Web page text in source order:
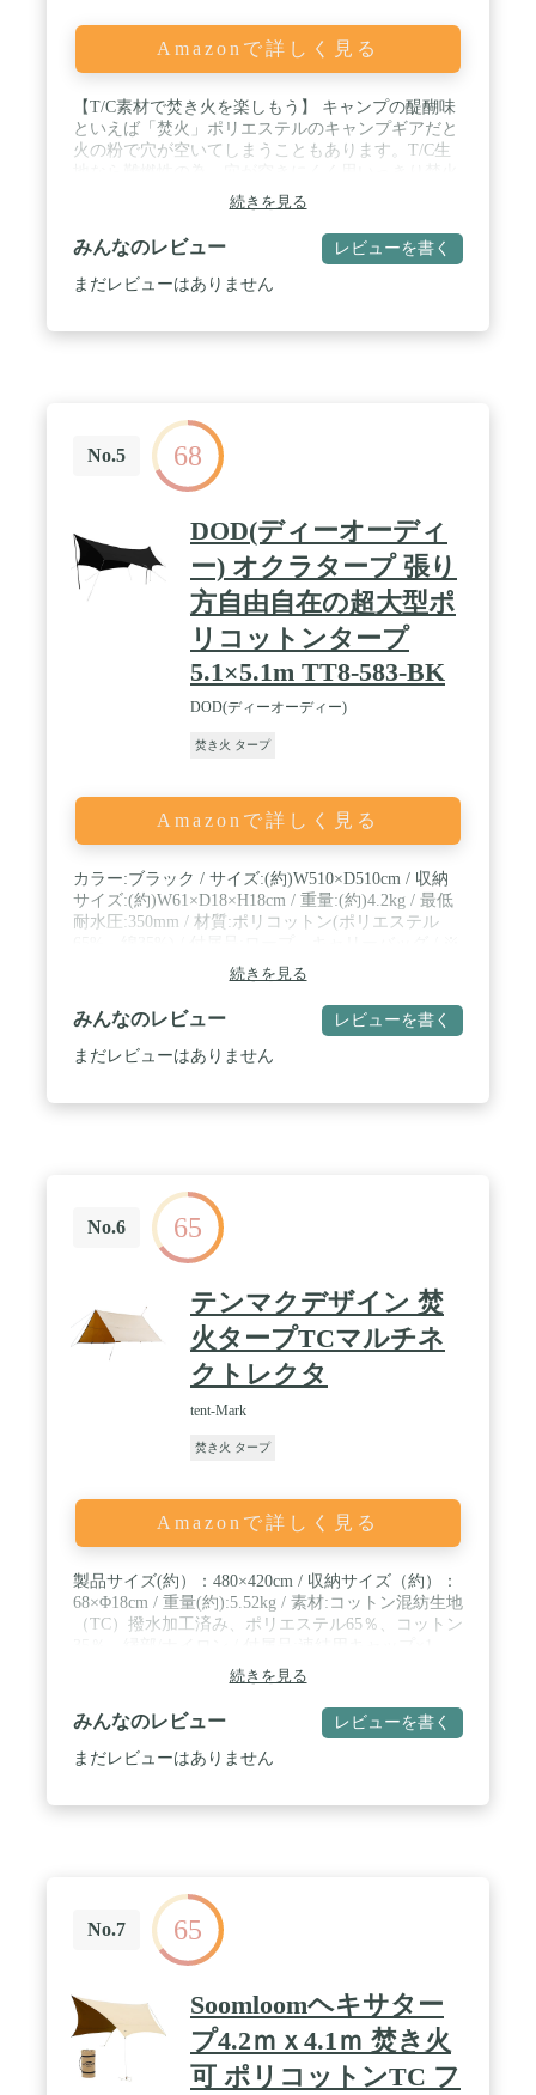
Amazonで詳しく見る
【T/C素材で焚き火を楽しもう】 キャンプの醍醐味
といえば「焚火」ポリエステルのキャンプギアだと
火の粉で穴が空いてしまうこともあります。T/C生
を楽しむことができます。※製品は防炎ではありま
せん。タープ内での焚火はご遠慮ください。 / 【遮
光性、難燃性、耐久性に優れたT/Cタイプ】 T/C生
地のワンランク上のレクタタープ 人気のレクタター
プにT/Cタイプが登場です。T/C生地はポリエステル
・ペグ×8 ・ロープ×8 ・専用収納バッグ×1 ・取扱説
明書(日本語) / ※商品は、モニターによって色合い
が異なって見える場合があります。 ※仕様・デザイ
ンは改良のため予告なく変更することがあります。
続きを見る
みんなのレビュー レビューを書く
まだレビューはありません
No.5 68
DOD(ディーオーディ
ー) オクラタープ 張り
方自由自在の超大型ポ
リコットンタープ
5.1×5.1m TT8-583-BK
DOD(ディーオーディー)
焚き火 タープ
Amazonで詳しく見る
カラー:ブラック / サイズ:(約)W510×D510cm / 収納
サイズ:(約)W61×D18×H18cm / 重量:(約)4.2kg / 最低
耐水圧:350mm / 材質:ポリコットン(ポリエステル
本製品に使用されているポリコットン生地は、防水
コーティングされたポリエステル生地などとは異な
り、水分を吸収した際に綿素材が膨張し、雨漏りを
防ぐ構造です。そのため、張り方が弱いときや、長
時間の雨に濡れた際には内部に雨漏りする場合があ
続きを見る
みんなのレビュー レビューを書く
まだレビューはありません
No.6 65
テンマクデザイン 焚
火タープTCマルチネ
クトレクタ
tent-Mark
焚き火 タープ
Amazonで詳しく見る
製品サイズ(約）：480×420cm / 収納サイズ（約）：
68×Φ18cm / 重量(約):5.52kg / 素材:コットン混紡生地
（TC）撥水加工済み、ポリエステル65％、コットン
張り綱×8（14m×2本、3m×6本）、収納ケース / ※ポ
ール・ペグは別売りです。 / ※連結時推奨メインポ
ール長280cm、サブポール長180cm / ※グロメットの
穴の直径はΦ8ｍｍです。 / Made in Vietnam
続きを見る
みんなのレビュー レビューを書く
まだレビューはありません
No.7 65
Soomloomヘキサター
プ4.2ｍｘ4.1ｍ 焚き火
可 ポリコットンTC フ